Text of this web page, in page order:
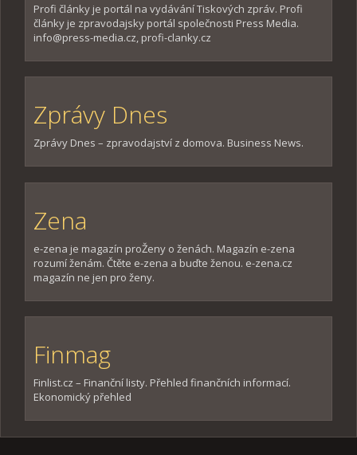
Profi články je portál na vydávání Tiskových zpráv. Profi
články je zpravodajsky portál společnosti Press Media.
info@press-media.cz, profi-clanky.cz
Zprávy Dnes
Zprávy Dnes – zpravodajství z domova. Business News.
Zena
e-zena je magazín proŽeny o ženách. Magazín e-zena
rozumí ženám. Čtěte e-zena a buďte ženou. e-zena.cz
magazín ne jen pro ženy.
Finmag
Finlist.cz – Finanční listy. Přehled finančních informací.
Ekonomický přehled